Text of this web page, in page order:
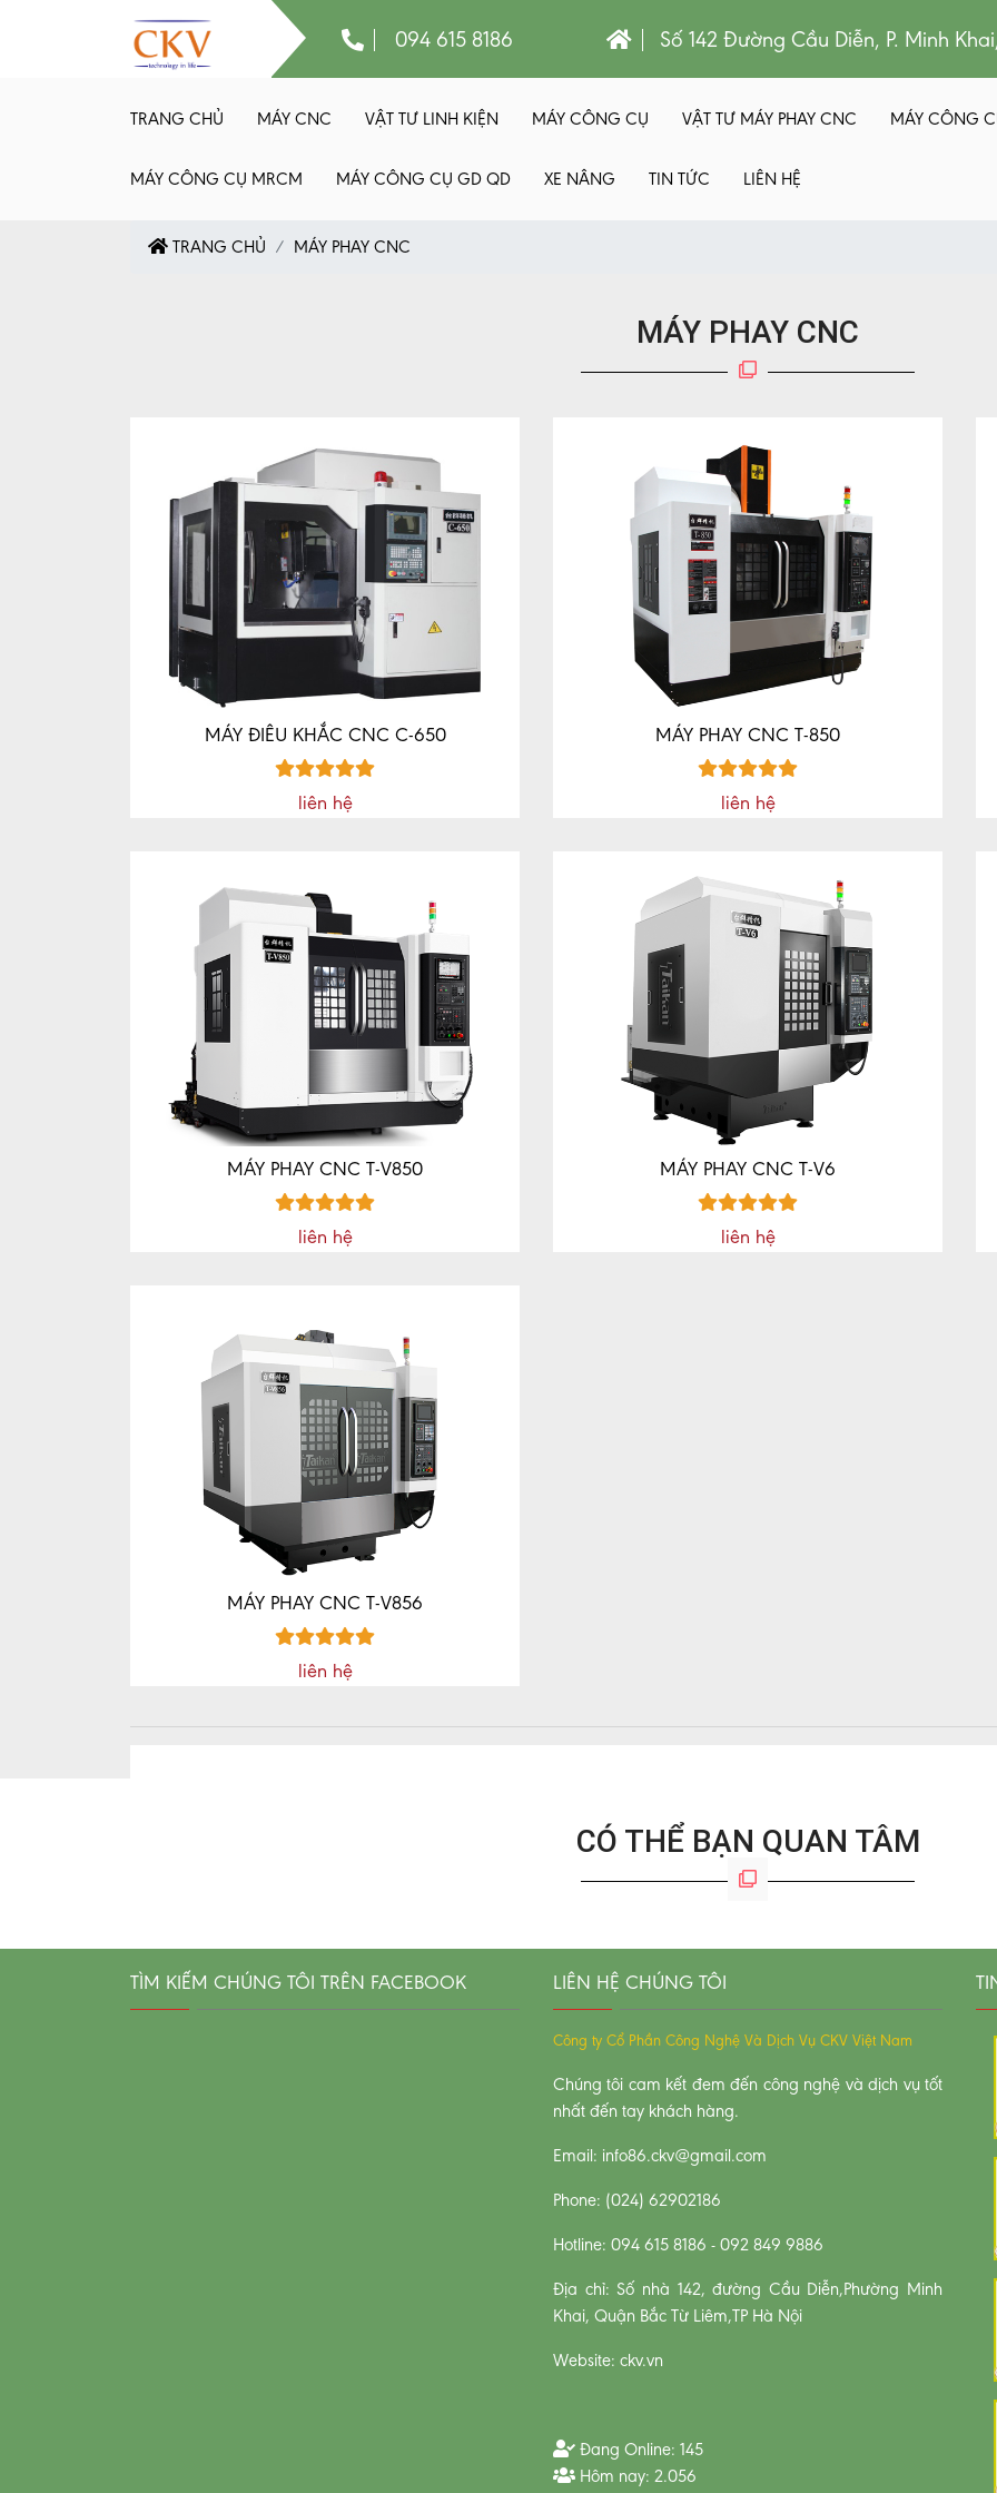
094 615 8186 Số 142 Đường Cầu Diễn, P. Minh
TRANG CHỦ MÁY CNC VẬT TƯ LINH KIỆN MÁY CÔNG CỤ VẬT TƯ MÁY PHAY CNC MÁY CÔNG
MÁY CÔNG CỤ MRCM MÁY CÔNG CỤ GD QD XE NÂNG TIN TỨC LIÊN HỆ
TRANG CHỦ MÁY PHAY CNC
MÁY PHAY CNC
MÁY ĐIÊU KHẮC CNC C-650
liên hệ
MÁY PHAY CNC T-850
liên hệ
MÁY PHAY CNC T-V850
liên hệ
MÁY PHAY CNC T-V6
liên hệ
MÁY PHAY CNC T-V856
liên hệ
CÓ THỂ BẠN QUAN TÂM
TÌM KIẾM CHÚNG TÔI TRÊN FACEBOOK LIÊN HỆ CHÚNG TÔI
Công ty Cổ Phần Công Nghệ Và Dịch Vụ CKV Việt Nam
Chúng tôi cam kết đem đến công nghệ và dịch vụ tốt
nhất đến tay khách hàng.
Email: info86.ckv@gmail.com
Phone: (024) 62902186
Hotline: 094 615 8186 - 092 849 9886
Địa chỉ: Số nhà 142, đường Cầu Diễn,Phường Minh
Khai, Quận Bắc Từ Liêm,TP Hà Nội
Website: ckv.vn
Đang Online: 145
Hôm nay: 2.056